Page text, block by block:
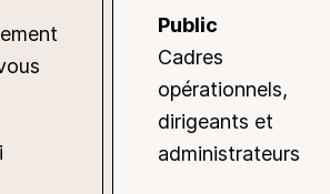
Public
Cadres
opérationnels,
dirigeants et
administrateurs